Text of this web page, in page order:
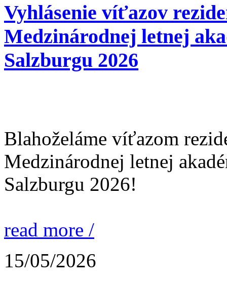
Vyhlásenie víťazov
Medzinárodnej letnej
Salzburgu 2026
Blahoželáme víťazom
Medzinárodnej letnej
Salzburgu 2026!
read more /
15/05/2026